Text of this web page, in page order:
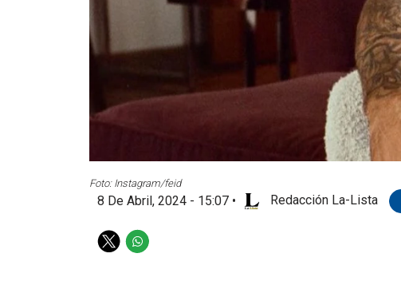
Foto: Instagram/feid
8 De Abril, 2024 - 15:07 • Redacción La-Lista
T
W